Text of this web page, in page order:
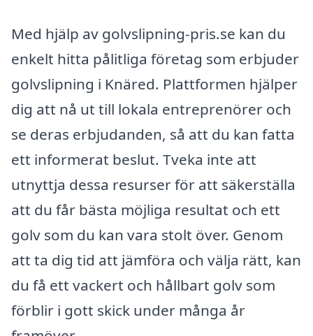
Med hjälp av golvslipning-pris.se kan du
enkelt hitta pålitliga företag som erbjuder
golvslipning i Knäred. Plattformen hjälper
dig att nå ut till lokala entreprenörer och
se deras erbjudanden, så att du kan fatta
ett informerat beslut. Tveka inte att
utnyttja dessa resurser för att säkerställa
att du får bästa möjliga resultat och ett
golv som du kan vara stolt över. Genom
att ta dig tid att jämföra och välja rätt, kan
du få ett vackert och hållbart golv som
förblir i gott skick under många år